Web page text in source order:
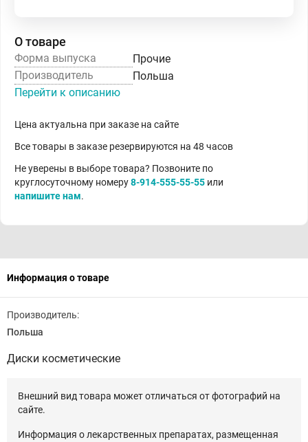
О товаре
Форма выпуска
Прочие
Производитель
Польша
Перейти к описанию
Цена актуальна при заказе на сайте
Все товары в заказе резервируются на 48 часов
Не уверены в выборе товара? Позвоните по
круглосуточному номеру8-914-555-55-55 или
напишите нам.
Информация о товаре
Производитель:
Польша
Диски косметические
Внешний вид товара может отличаться от фотографий на
сайте.
Информация о лекарственных препаратах, размещенная